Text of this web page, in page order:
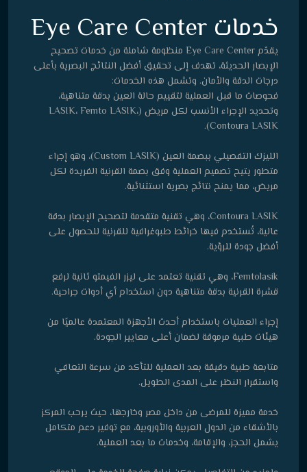
خدمات Eye Care Center
يقدّم Eye Care Center منظومة شاملة من خدمات تصحيح
الإبصار الحديثة، تهدف إلى تحقيق أفضل النتائج البصرية بأعلى
درجات الدقة والأمان. وتشمل هذه الخدمات:
فحوصات ما قبل العملية لتقييم حالة العين بدقة متناهية،
وتحديد الإجراء الأنسب لكل مريض (LASIK، Femto LASIK،
Contoura LASIK).
الليزك التفصيلي ببصمة العين (Custom LASIK)، وهو إجراء
متطور يتيح تصميم العملية وفق بصمة القرنية الفريدة لكل
مريض، مما يمنح نتائج بصرية استثنائية.
Contoura LASIK، وهي تقنية متقدمة لتصحيح الإبصار بدقة
عالية، تُستخدم فيها خرائط طبوغرافية للقرنية للحصول على
أفضل جودة للرؤية.
Femtolasik، وهي تقنية تعتمد على ليزر الفيمتو ثانية لرفع
قشرة القرنية بدقة متناهية دون استخدام أي أدوات جراحية.
إجراء العمليات باستخدام أحدث الأجهزة المعتمدة عالميًا من
هيئات طبية مرموقة لضمان أعلى معايير الجودة.
متابعة طبية دقيقة بعد العملية للتأكد من سرعة التعافي
واستقرار النظر على المدى الطويل.
خدمة مميزة للمرضى من داخل مصر وخارجها، حيث يرحب المركز
بالأشقاء من الدول العربية والأوروبية، مع توفير دعم متكامل
يشمل الحجز، والإقامة، وخدمات ما بعد العملية.